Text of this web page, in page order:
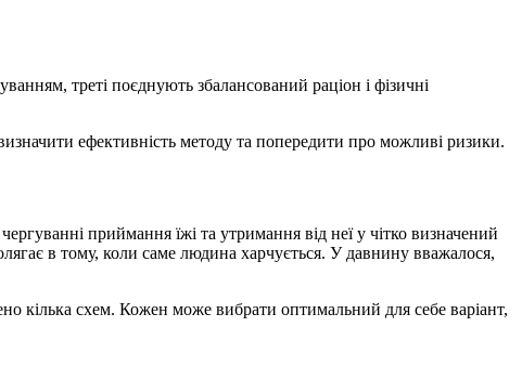
треті поєднують збалансований раціон і фізичні
ефективність методу та попередити про можливі ризики.
приймання їжі та утримання від неї у чітко визначений
в тому, коли саме людина харчується. У давнину вважалося,
кілька схем. Кожен може вибрати оптимальний для себе варіант,